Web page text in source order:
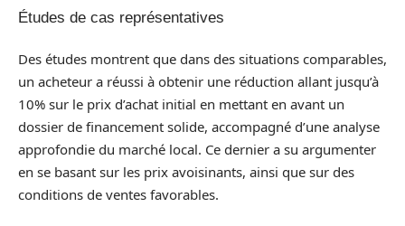
Études de cas représentatives
Des études montrent que dans des situations comparables,
un acheteur a réussi à obtenir une réduction allant jusqu’à
10% sur le prix d’achat initial en mettant en avant un
dossier de financement solide, accompagné d’une analyse
approfondie du marché local. Ce dernier a su argumenter
en se basant sur les prix avoisinants, ainsi que sur des
conditions de ventes favorables.